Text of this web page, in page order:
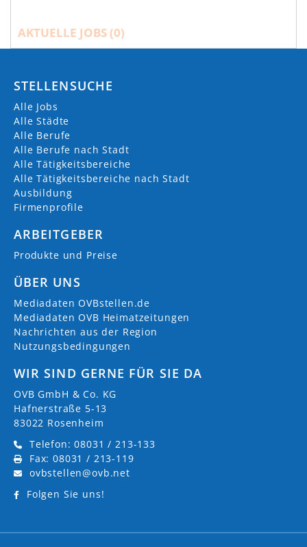
AKTUELLE JOBS (0)
STELLENSUCHE
Alle Jobs
Alle Städte
Alle Berufe
Alle Berufe nach Stadt
Alle Tätigkeitsbereiche
Alle Tätigkeitsbereiche nach Stadt
Ausbildung
Firmenprofile
ARBEITGEBER
Produkte und Preise
ÜBER UNS
Mediadaten OVBstellen.de
Mediadaten OVB Heimatzeitungen
Nachrichten aus der Region
Nutzungsbedingungen
WIR SIND GERNE FÜR SIE DA
OVB GmbH & Co. KG
Hafnerstraße 5-13
83022 Rosenheim
Telefon: 08031 / 213-133
Fax: 08031 / 213-119
ovbstellen@ovb.net
Folgen Sie uns!